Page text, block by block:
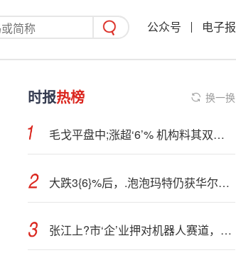
公众号 电子报
时报热榜 换一换
毛戈平盘中;涨超‘6’% 机构料其双十一表现稳健建议关注
大跌3{6}%后，.泡泡玛特仍获华尔街大行力挺：Labubu明年推4.0版，价值尚未完全释放
张江上?市‘企’业押对机器人赛道，业务增速超65%！